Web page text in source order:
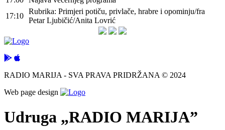
17:10
Rubrika: Primjeri potiču, privlače, hrabre i opominju/fra
Petar Ljubičić/Anita Lovrić
RADIO MARIJA - SVA PRAVA PRIDRŽANA © 2024
Web page design
Udruga „RADIO MARIJA”